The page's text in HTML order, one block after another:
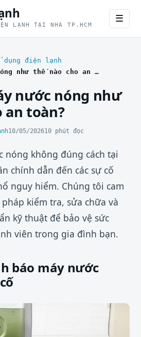
LẠNH TẠI NHÀ TP.HCM
☰
dụng điện lạnh
Sử dụng máy nước nóng như thế nào cho an toàn?
nước nóng như
an toàn?
10/05/202610 phút đọc
nóng không đúng cách tại
chính dẫn đến các sự cố
nguy hiểm. Chúng tôi cam
kiểm tra, sửa chữa và
kỹ thuật để bảo vệ sức
viên trong gia đình bạn.
báo máy nước